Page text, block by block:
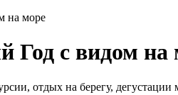
на море
Год с видом
отдых на берегу,